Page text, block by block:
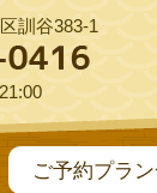
訓谷383-1
ご予約プラ